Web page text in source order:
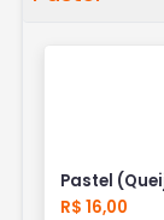
Pastel
R$ 16,00